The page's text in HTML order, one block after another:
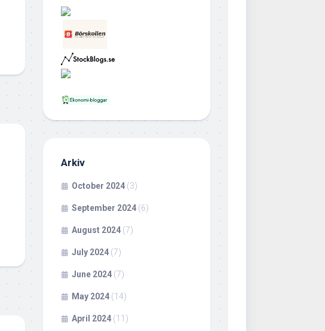
Arkiv
October 2024 (3)
September 2024 (6)
August 2024 (7)
July 2024 (7)
June 2024 (7)
May 2024 (14)
April 2024 (11)